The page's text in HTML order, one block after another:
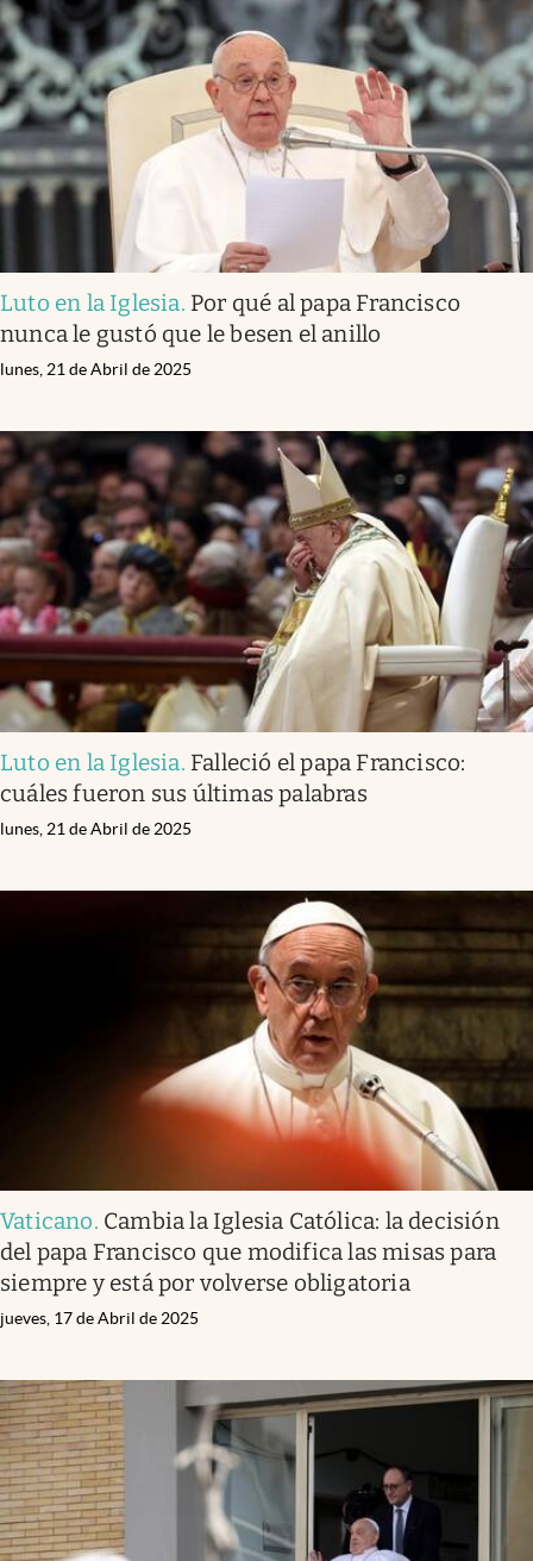
Luto en la Iglesia. Por qué al papa Francisco
nunca le gustó que le besen el anillo
lunes, 21 de Abril de 2025
Luto en la Iglesia. Falleció el papa Francisco:
cuáles fueron sus últimas palabras
lunes, 21 de Abril de 2025
Vaticano. Cambia la Iglesia Católica: la decisión
del papa Francisco que modifica las misas para
siempre y está por volverse obligatoria
jueves, 17 de Abril de 2025